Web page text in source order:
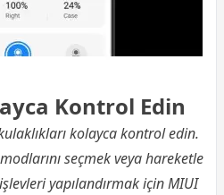
Kontrol Edin
kolayca kontrol edin.
seçmek veya hareketle
yapılandırmak için MIUI